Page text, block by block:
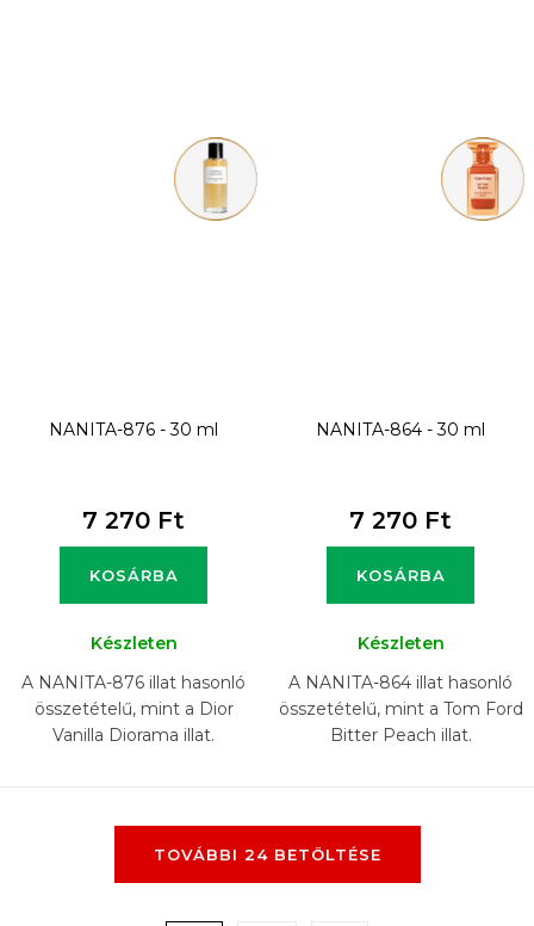
NANITA-876 - 30 ml
7 270 Ft
KOSÁRBA
Készleten
A NANITA-876 illat hasonló
összetételű, mint a Dior
Vanilla Diorama illat.
NANITA-864 - 30 ml
7 270 Ft
KOSÁRBA
Készleten
A NANITA-864 illat hasonló
összetételű, mint a Tom Ford
Bitter Peach illat.
TOVÁBBI 24 BETÖLTÉSE